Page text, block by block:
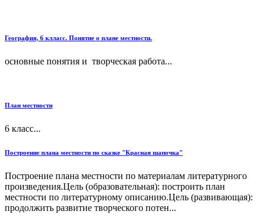
География, 6 клласс. Понятие о плане местности.
основные понятия и творческая работа...
План местности
6 класс...
Построение плана местности по сказке "Красная шапочка"
Построение плана местности по материалам литературного
произведения.Цель (образовательная): построить план
местности по литературному описанию.Цель (развивающая):
продолжить развитие творческого потен...